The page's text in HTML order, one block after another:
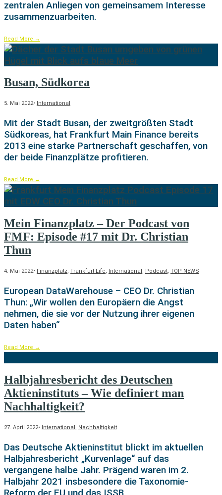
zentralen Anliegen von gemeinsamem Interesse
zusammenzuarbeiten.
Read More →
Busan, Südkorea
5. Mai 2022• International
Mit der Stadt Busan, der zweitgrößten Stadt
Südkoreas, hat Frankfurt Main Finance bereits
2013 eine starke Partnerschaft geschaffen, von
der beide Finanzplätze profitieren.
Read More →
Mein Finanzplatz – Der Podcast von
FMF: Episode #17 mit Dr. Christian
Thun
4. Mai 2022• Finanzplatz, Frankfurt Life, International , Podcast, TOP-NEWS
European DataWarehouse – CEO Dr. Christian
Thun: „Wir wollen den Europäern die Angst
nehmen, die sie vor der Nutzung ihrer eigenen
Daten haben“
Read More →
Halbjahresbericht des Deutschen
Aktieninstituts – Wie definiert man
Nachhaltigkeit?
27. April 2022• International, Nachhaltigkeit
Das Deutsche Aktieninstitut blickt im aktuellen
Halbjahresbericht „Kurvenlage“ auf das
vergangene halbe Jahr. Prägend waren im 2.
Halbjahr 2021 insbesondere die Taxonomie-